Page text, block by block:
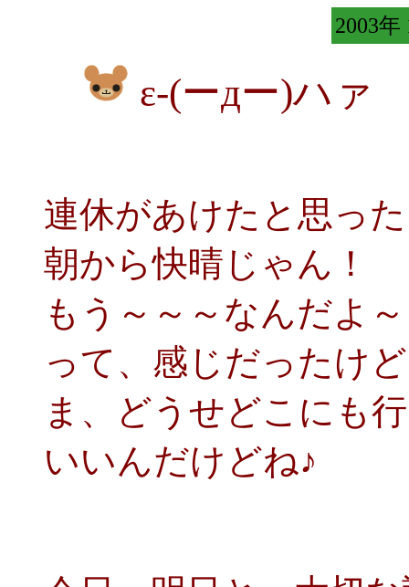
2003年
ε-(ーдー)ハァ
連休があけたと思っ
朝から快晴じゃん！
もう～～～なんだよ
って、感じだったけ
ま、どうせどこにも
いいんだけどね♪